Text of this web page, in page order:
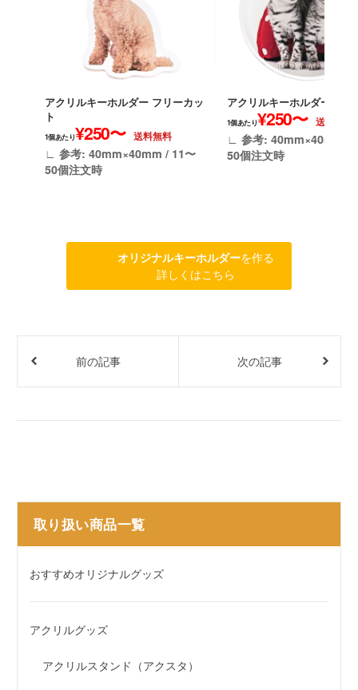
アクリルキーホルダー フリーカッ
ト
1個あたり¥250〜 送料無料
∟ 参考: 40mm×40mm / 11〜
50個注文時
アクリルキーホルダー 円形
1個あたり¥250〜 送料無料
∟ 参考: 40mm×40mm /
50個注文時
オリジナルキーホルダーを作る
詳しくはこちら
前の記事 次の記事
取り扱い商品一覧
おすすめオリジナルグッズ
アクリルグッズ
アクリルスタンド（アクスタ）